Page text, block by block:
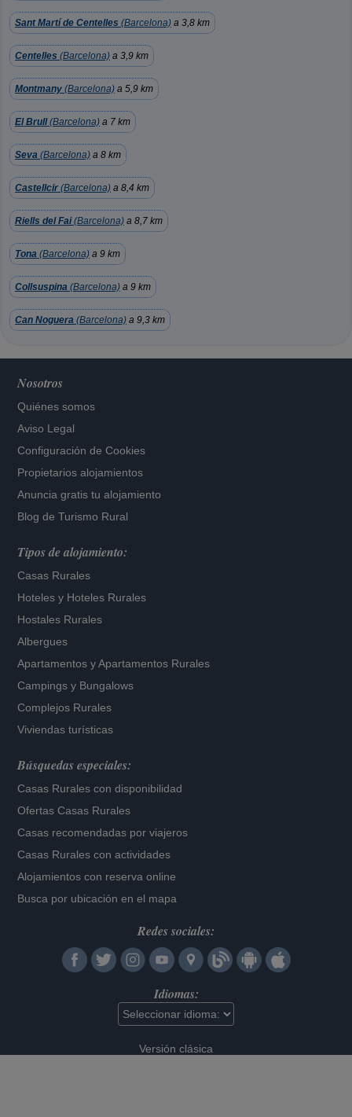
Sant Martí de Centelles (Barcelona) a 3,8 km
Centelles (Barcelona) a 3,9 km
Montmany (Barcelona) a 5,9 km
El Brull(Barcelona) a 7 km
Seva (Barcelona) a 8 km
Castellcir (Barcelona) a 8,4 km
Riells del Fai(Barcelona) a 8,7 km
Tona (Barcelona) a 9 km
Collsuspina (Barcelona) a 9 km
Can Noguera (Barcelona) a 9,3 km
Nosotros
Quiénes somos
Aviso Legal
Configuración de Cookies
Propietarios alojamientos
Anuncia gratis tu alojamiento
Blog de Turismo Rural
Tipos de alojamiento:
Casas Rurales
Hoteles y Hoteles Rurales
Hostales Rurales
Albergues
Apartamentos yApartamentos Rurales
Campings y Bungalows
Complejos Rurales
Viviendas turísticas
Búsquedas especiales:
Casas Rurales con disponibilidad
Ofertas Casas Rurales
Casas recomendadas por viajeros
Casas Rurales con actividades
Alojamientos con reserva online
Busca por ubicación en el mapa
Redes sociales:
Idiomas:
Versión clásica